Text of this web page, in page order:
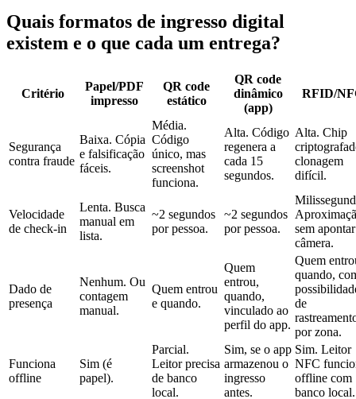
Quais formatos de ingresso digital
existem e o que cada um entrega?
Critério
Papel/PDF
impresso
QR code
estático
QR code
dinâmico
(app)
RFID/
Segurança
contra fraude
Baixa. Cópia
e falsificação
fáceis.
Média.
Código
único, mas
screenshot
funciona.
Alta. Código
regenera a
cada 15
segundos.
Alta. Chip
clonagem
difícil.
Velocidade
de check-in
Lenta. Busca
manual em
lista.
~2 segundos
por pessoa.
~2 segundos
por pessoa.
sem apontar
câmera.
Dado de
presença
Nenhum. Ou
contagem
manual.
Quem entrou
e quando.
Quem
entrou,
quando,
vinculado ao
perfil do app.
Quem
quando,
de
por zona.
Funciona
offline
Sim (é
papel).
Parcial.
Leitor precisa
de banco
local.
Sim, se o app
armazenou o
ingresso
antes.
Sim. Leitor
NFC
offline com
banco local.